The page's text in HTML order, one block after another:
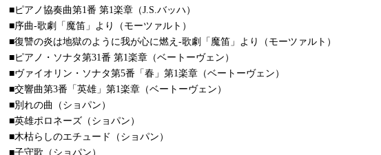
■ピアノ協奏曲第1番 第1楽章（J.S.バッハ）
■序曲-歌劇「魔笛」より（モーツァルト）
■復讐の炎は地獄のように我が心に燃え-歌劇「魔笛」より（モーツァルト）
■ピアノ・ソナタ第31番 第1楽章（ベートーヴェン）
■ヴァイオリン・ソナタ第5番「春」第1楽章（ベートーヴェン）
■交響曲第3番「英雄」第1楽章（ベートーヴェン）
■別れの曲（ショパン）
■英雄ポロネーズ（ショパン）
■木枯らしのエチュード（ショパン）
■子守歌（ショパン）